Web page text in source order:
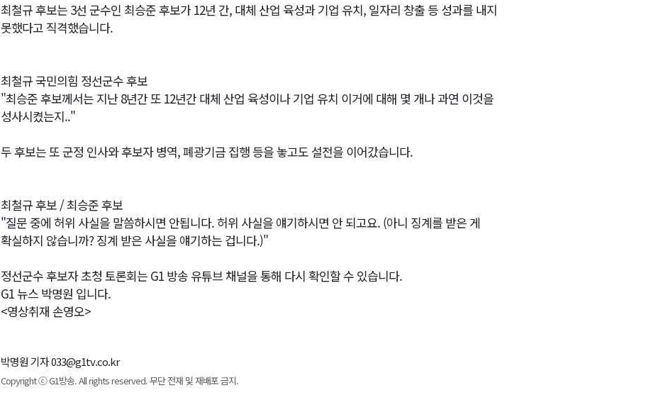
최철규 후보는 3선 군수인 최승준 후보가 12년 간, 대체 산업 육성과 기업 유치, 일자리 창출 등 성과를 내지
못했다고 직격했습니다.
최철규 국민의힘 정선군수 후보
"최승준 후보께서는 지난 8년간 또 12년간 대체 산업 육성이나 기업 유치 이거에 대해 몇 개나 과연 이것을
성사시켰는지.."
두 후보는 또 군정 인사와 후보자 병역, 폐광기금 집행 등을 놓고도 설전을 이어갔습니다.
최철규 후보 / 최승준 후보
"질문 중에 허위 사실을 말씀하시면 안됩니다. 허위 사실을 얘기하시면 안 되고요. (아니 징계를 받은 게
확실하지 않습니까? 징계 받은 사실을 얘기하는 겁니다.)"
정선군수 후보자 초청 토론회는 G1 방송 유튜브 채널을 통해 다시 확인할 수 있습니다.
G1 뉴스 박명원 입니다.
<영상취재 손영오>
박명원 기자 033@g1tv.co.kr
Copyright ⓒ G1방송. All rights reserved. 무단 전재 및 재배포 금지.